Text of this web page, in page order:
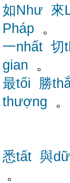
如Như 來
Pháp 。
一nhất 切
gian 。
最tối
勝
thượng 。
悉tất 與dữ
。